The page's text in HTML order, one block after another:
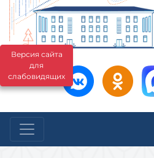
Версия сайта
для
слабовидящих